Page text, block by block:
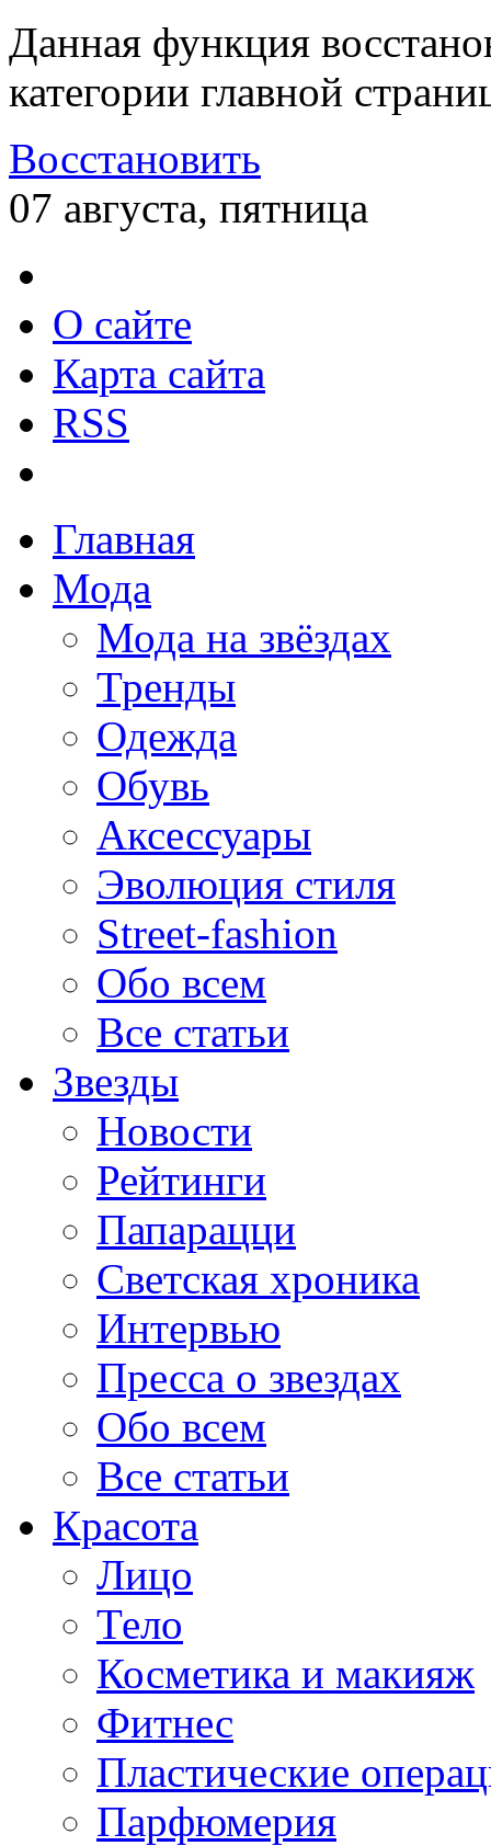
Данная функция
категории главной
Восстановить
07 августа, пятница
О сайте
Карта сайта
RSS
Главная
Мода
Мода на звёздах
Тренды
Одежда
Обувь
Аксессуары
Эволюция стиля
Street-fashion
Обо всем
Все статьи
Звезды
Новости
Рейтинги
Папарацци
Светская хроника
Интервью
Пресса о звездах
Обо всем
Все статьи
Красота
Лицо
Тело
Косметика и макияж
Фитнес
Пластические
Парфюмерия